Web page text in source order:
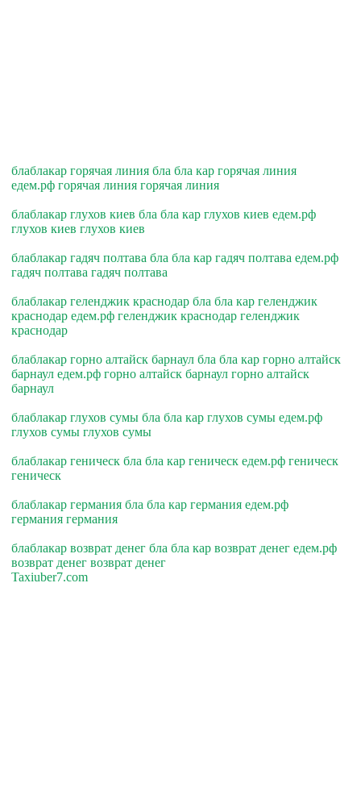
блаблакар горячая линия бла бла кар горячая линия
едем.рф горячая линия горячая линия
блаблакар глухов киев бла бла кар глухов киев едем.рф
глухов киев глухов киев
блаблакар гадяч полтава бла бла кар гадяч полтава едем.рф
гадяч полтава гадяч полтава
блаблакар геленджик краснодар бла бла кар геленджик
краснодар едем.рф геленджик краснодар геленджик
краснодар
блаблакар горно алтайск барнаул бла бла кар горно алтайск
барнаул едем.рф горно алтайск барнаул горно алтайск
барнаул
блаблакар глухов сумы бла бла кар глухов сумы едем.рф
глухов сумы глухов сумы
блаблакар геническ бла бла кар геническ едем.рф геническ
геническ
блаблакар германия бла бла кар германия едем.рф
германия германия
блаблакар возврат денег бла бла кар возврат денег едем.рф
возврат денег возврат денег
Taxiuber7.com